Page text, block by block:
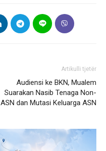
Artikulli tjetër
Audiensi ke BKN, Mualem
Suarakan Nasib Tenaga Non-
ASN dan Mutasi Keluarga ASN